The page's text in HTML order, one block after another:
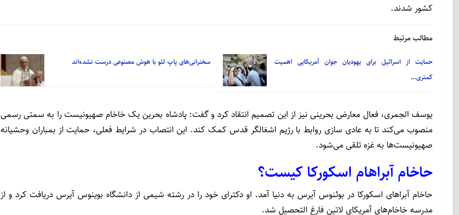
کشور شدند.
مطالب مرتبط
حمایت از اسرائیل برای یهودیان جوان آمریکایی اهمیت
کمتری…
سخنرانی‌های پاپ لئو با هوش مصنوعی درست نشده‌اند
یوسف الجمری، فعال معارض بحرینی نیز از این تصمیم انتقاد کرد و گفت: پادشاه بحرین یک خاخام صهیونیست را به سمتی رسمی
منصوب می‌کند تا به عادی سازی روابط با رژیم اشغالگر قدس کمک کند. این انتصاب در شرایط فعلی، حمایت از بمباران وحشیانه
صهیونیست‌ها به غزه تلقی می‌شود.
حاخام آبراهام اسکورکا کیست؟
حاخام آبراهای اسکورکا در بوئنوس آیرس به دنیا آمد. او دکترای خود را در رشته شیمی از دانشگاه بوینوس آیرس دریافت کرد و از
مدرسه خاخام‌های آمریکای لاتین فارغ التحصیل شد.